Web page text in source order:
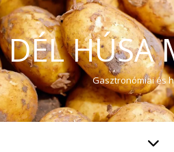
DÉL HÚSA
Gasztronómiai és